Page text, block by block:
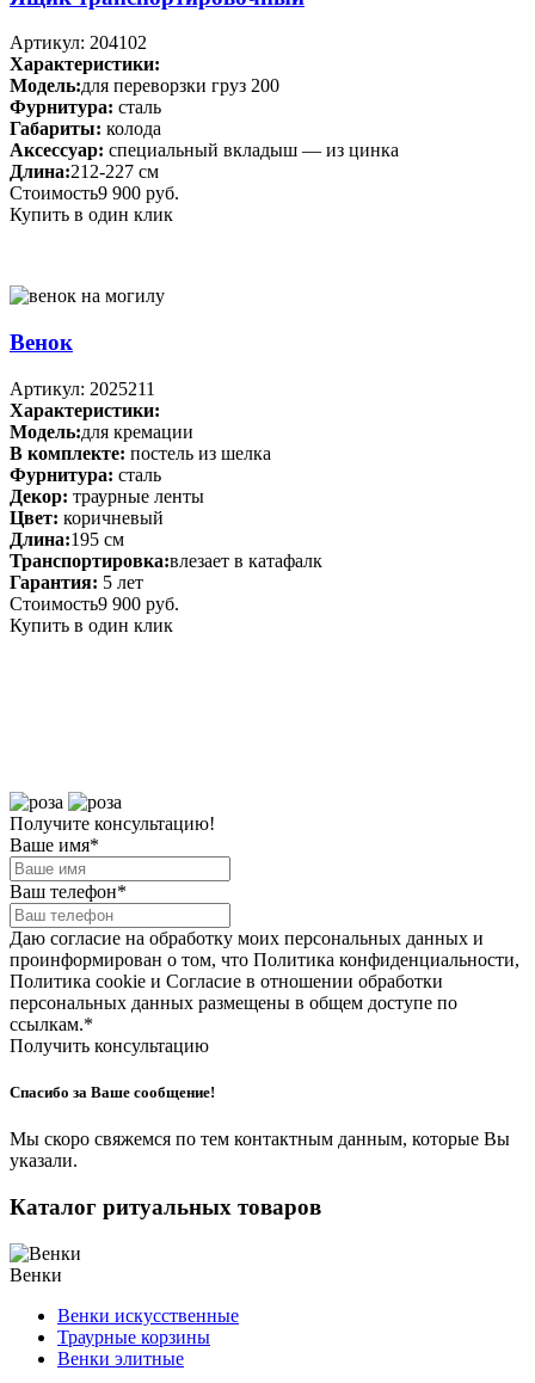
Артикул: 204102
Характеристики:
Модель:для переворзки груз 200
Фурнитура: сталь
Габариты: колода
Аксессуар: специальный вкладыш — из цинка
Длина:212-227 см
Стоимость9 900 руб.
Купить в один клик
Венок
Артикул: 2025211
Характеристики:
Модель:для кремации
В комплекте: постель из шелка
Фурнитура: сталь
Декор: траурные ленты
Цвет: коричневый
Длина:195 см
Транспортировка:влезает в катафалк
Гарантия: 5 лет
Стоимость9 900 руб.
Купить в один клик
Получите консультацию!
Ваше имя*
Ваш телефон*
Даю согласие на обработку моих персональных данных и
проинформирован о том, что Политика конфиденциальности,
Политика cookie и Согласие в отношении обработки
персональных данных размещены в общем доступе по
ссылкам.*
Получить консультацию
Спасибо за Ваше сообщение!
Мы скоро свяжемся по тем контактным данным, которые Вы
указали.
Каталог ритуальных товаров
Венки
Венки искусственные
Траурные корзины
Венки элитные